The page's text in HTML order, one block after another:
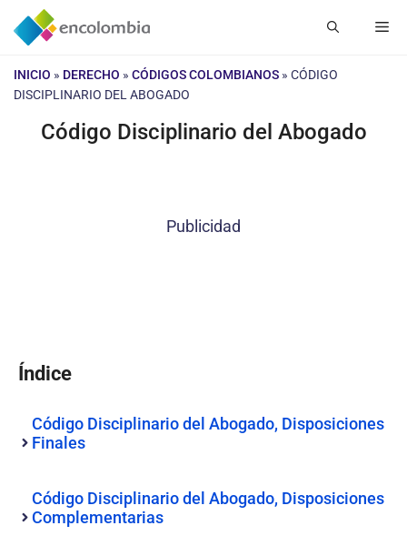
Saltar
INICIO » DERECHO » CÓDIGOS COLOMBIANOS » CÓDIGO
DISCIPLINARIO DEL ABOGADO
Código Disciplinario del Abogado
Publicidad
Índice
Código Disciplinario del Abogado, Disposiciones
Finales
Código Disciplinario del Abogado, Disposiciones
Complementarias